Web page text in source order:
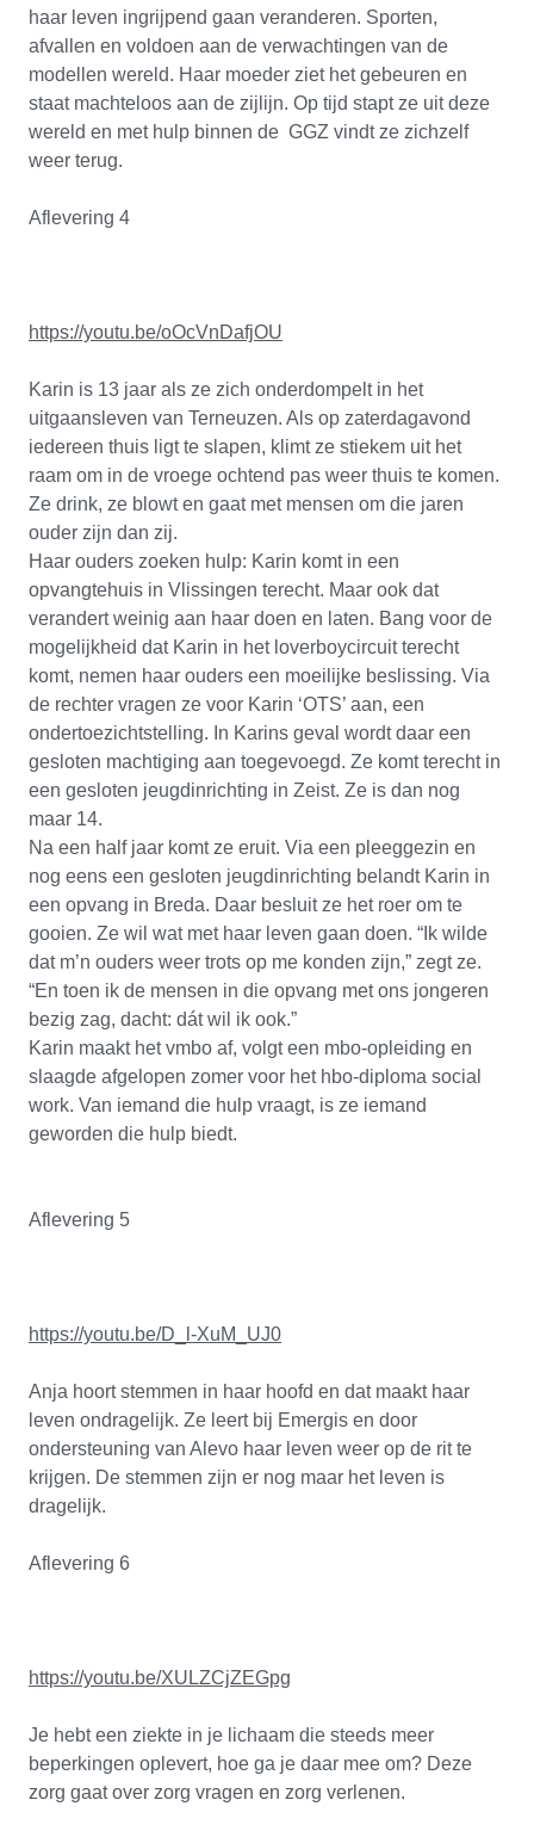
haar leven ingrijpend gaan veranderen. Sporten,
afvallen en voldoen aan de verwachtingen van de
modellen wereld. Haar moeder ziet het gebeuren en
staat machteloos aan de zijlijn. Op tijd stapt ze uit deze
wereld en met hulp binnen de GGZ vindt ze zichzelf
weer terug.
Aflevering 4
https://youtu.be/oOcVnDafjOU
Karin is 13 jaar als ze zich onderdompelt in het
uitgaansleven van Terneuzen. Als op zaterdagavond
iedereen thuis ligt te slapen, klimt ze stiekem uit het
raam om in de vroege ochtend pas weer thuis te komen.
Ze drink, ze blowt en gaat met mensen om die jaren
ouder zijn dan zij.
Haar ouders zoeken hulp: Karin komt in een
opvangtehuis in Vlissingen terecht. Maar ook dat
verandert weinig aan haar doen en laten. Bang voor de
mogelijkheid dat Karin in het loverboycircuit terecht
komt, nemen haar ouders een moeilijke beslissing. Via
de rechter vragen ze voor Karin ‘OTS’ aan, een
ondertoezichtstelling. In Karins geval wordt daar een
gesloten machtiging aan toegevoegd. Ze komt terecht in
een gesloten jeugdinrichting in Zeist. Ze is dan nog
maar 14.
Na een half jaar komt ze eruit. Via een pleeggezin en
nog eens een gesloten jeugdinrichting belandt Karin in
een opvang in Breda. Daar besluit ze het roer om te
gooien. Ze wil wat met haar leven gaan doen. “Ik wilde
dat m’n ouders weer trots op me konden zijn,” zegt ze.
“En toen ik de mensen in die opvang met ons jongeren
bezig zag, dacht: dát wil ik ook.”
Karin maakt het vmbo af, volgt een mbo-opleiding en
slaagde afgelopen zomer voor het hbo-diploma social
work. Van iemand die hulp vraagt, is ze iemand
geworden die hulp biedt.
Aflevering 5
https://youtu.be/D_l-XuM_UJ0
Anja hoort stemmen in haar hoofd en dat maakt haar
leven ondragelijk. Ze leert bij Emergis en door
ondersteuning van Alevo haar leven weer op de rit te
krijgen. De stemmen zijn er nog maar het leven is
dragelijk.
Aflevering 6
https://youtu.be/XULZCjZEGpg
Je hebt een ziekte in je lichaam die steeds meer
beperkingen oplevert, hoe ga je daar mee om? Deze
zorg gaat over zorg vragen en zorg verlenen.